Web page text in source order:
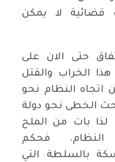
قضائية لا يمكن
حتى الان على
الخراب والقتل
اتجاه النظام نحو
الخطى نحو دولة
لذا بات من الملح
فحكم
بالسلطة التي